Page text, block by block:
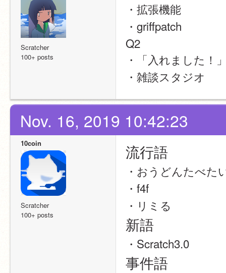
Scratcher
100+ posts
・拡張機能
・griffpatch
Q2
・「入れました！
・雑談スタジオ
Nov. 16, 2019 10:42:23
10coin
Scratcher
100+ posts
流行語
・おうどんたべた
・f4f
・リミる
新語
・Scratch3.0
事件語